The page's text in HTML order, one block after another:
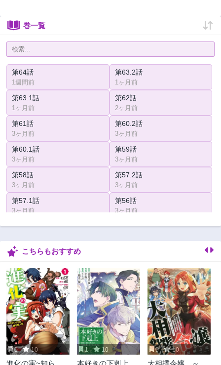
巻一覧
第64話
1週間前
第63.2話
1ヶ月前
第63.1話
1ヶ月前
第62話
2ヶ月前
第61話
3ヶ月前
第60.2話
3ヶ月前
第60.1話
3ヶ月前
第59話
3ヶ月前
第58話
3ヶ月前
第57.2話
3ヶ月前
第57.1話
3ヶ月前
第56話
3ヶ月前
第55話 第54話
第53話
第51.2話
3ヶ月前
第51.1話
3ヶ月前
第50.2話
3ヶ月前
第50.1話
3ヶ月前
第49話
3ヶ月前
第48話
3ヶ月前
第47.2話 第47.1話
こちらもおすすめ
0 10
進化の実~知らな
1 10
本好きの下剋上 フ
0 10
大相撲令嬢 ～聖